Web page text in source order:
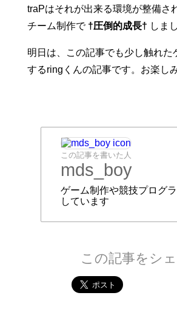
traPはそれが出来る環境が整備さ
チーム制作で †圧倒的成長† しま
明日は、この記事でも少し触れた
するringくんの記事です。お楽しみ
この記事を書いた人
mds_boy
ゲーム制作や競技プログ
しています
この記事をシ